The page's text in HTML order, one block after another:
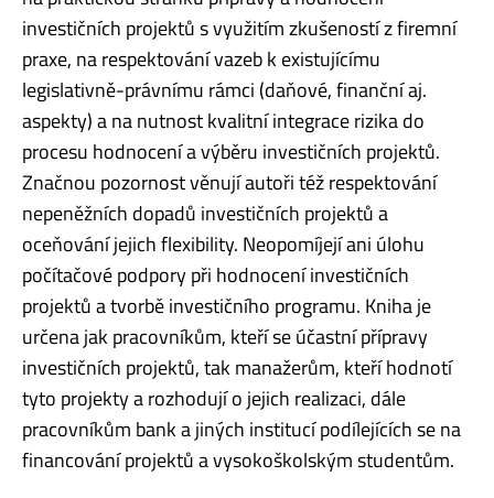
investičních projektů s využitím zkušeností z firemní
praxe, na respektování vazeb k existujícímu
legislativně-právnímu rámci (daňové, finanční aj.
aspekty) a na nutnost kvalitní integrace rizika do
procesu hodnocení a výběru investičních projektů.
Značnou pozornost věnují autoři též respektování
nepeněžních dopadů investičních projektů a
oceňování jejich flexibility. Neopomíjejí ani úlohu
počítačové podpory při hodnocení investičních
projektů a tvorbě investičního programu. Kniha je
určena jak pracovníkům, kteří se účastní přípravy
investičních projektů, tak manažerům, kteří hodnotí
tyto projekty a rozhodují o jejich realizaci, dále
pracovníkům bank a jiných institucí podílejících se na
financování projektů a vysokoškolským studentům.